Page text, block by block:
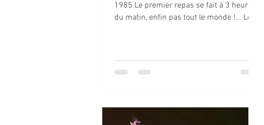
1985 Le premier repas se fait à 3 heures
du matin, enfin pas tout le monde !... Le